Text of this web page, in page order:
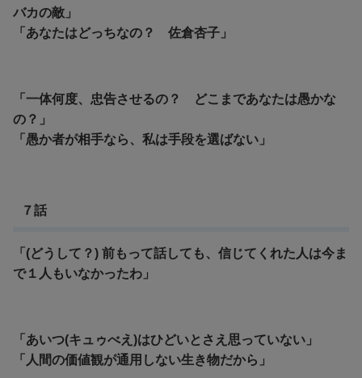
バカの敵」
「あなたはどっちなの？ 佐倉杏子」
「一体何度、忠告させるの？ どこまであなたは愚かな
の？」
「 愚か者が相手なら、私は手段を選ばない」
７話
「(どうして？) 前もって話しても、信じてくれた人は今ま
で１人もいなかったわ」
「あいつ(キュゥべえ)はひどいとさえ思っていない」
「人間の価値観が通用しない生き物だから」